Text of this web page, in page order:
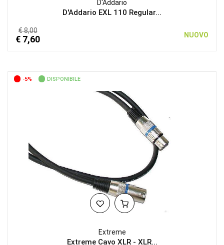
D'Addario
D'Addario EXL 110 Regular...
€ 8,00
€ 7,60 NUOVO
-5% DISPONIBILE
Extreme
Extreme Cavo XLR - XLR...